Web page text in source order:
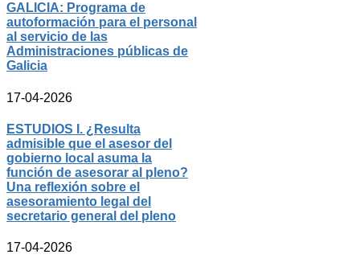
GALICIA: Programa de
autoformación para el personal
al servicio de las
Administraciones públicas de
Galicia
17-04-2026
ESTUDIOS I. ¿Resulta
admisible que el asesor del
gobierno local asuma la
función de asesorar al pleno?
Una reflexión sobre el
asesoramiento legal del
secretario general del pleno
17-04-2026